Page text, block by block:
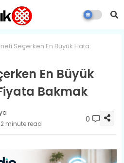
Seçerken En Büyük Hata:
En Büyük
Bakmak
2 minute read 0